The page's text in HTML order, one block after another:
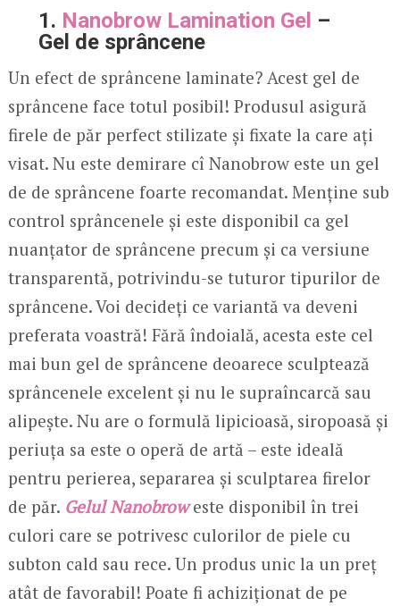
1. Nanobrow Lamination Gel –
Gel de sprâncene
Un efect de sprâncene laminate? Acest gel de
sprâncene face totul posibil! Produsul asigură
firele de păr perfect stilizate și fixate la care ați
visat. Nu este demirare cî Nanobrow este un gel
de de sprâncene foarte recomandat. Menține sub
control sprâncenele și este disponibil ca gel
nuanțator de sprâncene precum și ca versiune
transparentă, potrivindu-se tuturor tipurilor de
sprâncene. Voi decideți ce variantă va deveni
preferata voastră! Fără îndoială, acesta este cel
mai bun gel de sprâncene deoarece sculptează
sprâncenele excelent și nu le supraîncarcă sau
alipește. Nu are o formulă lipicioasă, siropoasă și
periuța sa este o operă de artă – este ideală
pentru perierea, separarea și sculptarea firelor
de păr. Gelul Nanobroweste disponibil în trei
culori care se potrivesc culorilor de piele cu
subton cald sau rece. Un produs unic la un preț
atât de favorabil! Poate fi achiziționat de pe